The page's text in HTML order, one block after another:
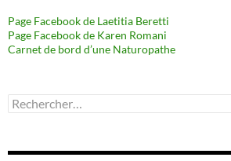
Page Facebook de Laetitia Beretti
Page Facebook de Karen Romani
Carnet de bord d’une Naturopathe
Rechercher :